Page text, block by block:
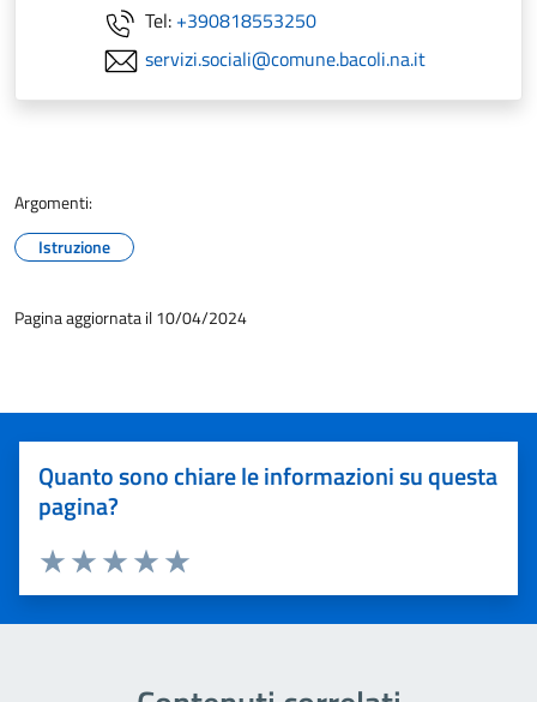
Tel: +390818553250
servizi.sociali@comune.bacoli.na.it
Argomenti:
Istruzione
Pagina aggiornata il 10/04/2024
Quanto sono chiare le informazioni su questa
pagina?
Valuta 5 stelle su 5
Valuta 4 stelle su 5
Valuta 3 stelle su 5
Valuta 2 stelle su 5
Valuta 1 stelle su 5